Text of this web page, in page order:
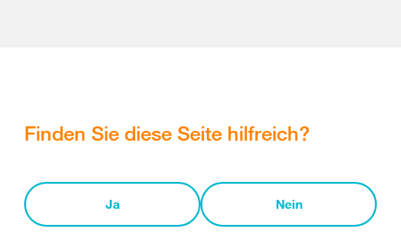
Finden Sie diese Seite hilfreich?
Ja Nein